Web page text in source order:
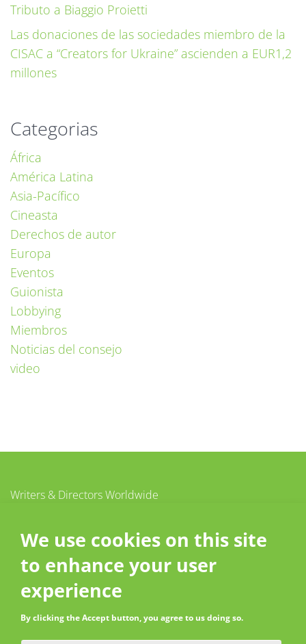
Tributo a Biaggio Proietti
Las donaciones de las sociedades miembro de la
CISAC a “Creators for Ukraine” ascienden a EUR1,2
millones
Categorias
África
América Latina
Asia-Pacífico
Cineasta
Derechos de autor
Europa
Eventos
Guionista
Lobbying
Miembros
Noticias del consejo
video
Writers & Directors Worldwide
92200 Neuilly-sur-Seine
France
We use cookies on this site
to enhance your user
experience
By clicking the Accept button, you agree to us doing so.